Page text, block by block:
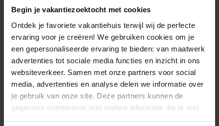
Begin je vakantiezoektocht met cookies
Ontdek je favoriete vakantiehuis terwijl wij de perfecte
ervaring voor je creëren! We gebruiken cookies om je
een gepersonaliseerde ervaring te bieden: van maatwerk
advertenties tot sociale media functies en inzicht in ons
websiteverkeer. Samen met onze partners voor social
media, advertenties en analyse delen we informatie over
je gebruik van onze site. Deze partners kunnen de
gegevens combineren met andere informatie die je met
hen hebt gedeeld of die zij hebben verzameld op basis